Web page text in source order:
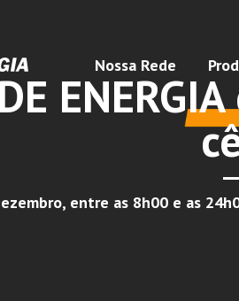
Nossa Rede
entre as 8h00 e as